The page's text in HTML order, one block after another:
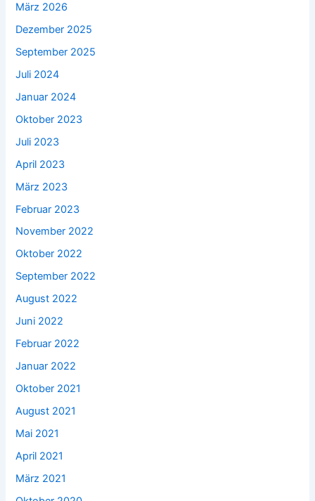
März 2026
Dezember 2025
September 2025
Juli 2024
Januar 2024
Oktober 2023
Juli 2023
April 2023
März 2023
Februar 2023
November 2022
Oktober 2022
September 2022
August 2022
Juni 2022
Februar 2022
Januar 2022
Oktober 2021
August 2021
Mai 2021
April 2021
März 2021